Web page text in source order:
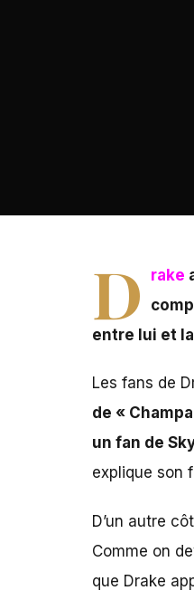
D rake
entre lui et
Les fans de
de «
un fan de
explique son
D’un autre
Comme on
que Drake